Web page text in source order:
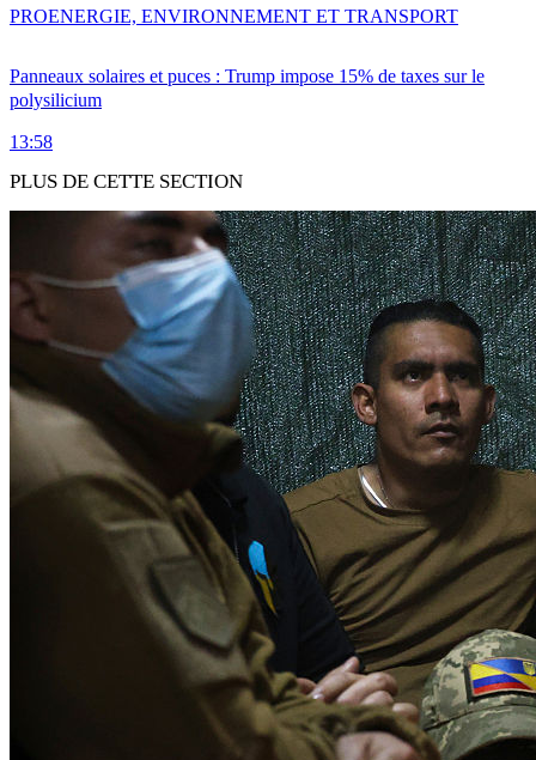
Panneaux solaires et puces : Trump impose 15% de taxes sur le
polysilicium
13:58
PROENERGIE, ENVIRONNEMENT ET TRANSPORT
PLUS DE CETTE SECTION